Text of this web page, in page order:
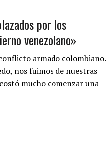
por los
venezolano»
armado colombiano.
nos fuimos de nuestras
mucho comenzar una